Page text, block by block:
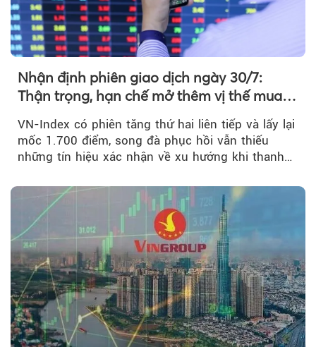
Nhận định phiên giao dịch ngày 30/7:
Thận trọng, hạn chế mở thêm vị thế mua
VN-Index có phiên tăng thứ hai liên tiếp và lấy lại
mốc 1.700 điểm, song đà phục hồi vẫn thiếu
những tín hiệu xác nhận về xu hướng khi thanh